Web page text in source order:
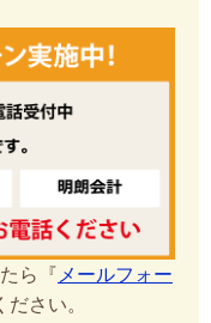
ら『 メールフォー
さい。